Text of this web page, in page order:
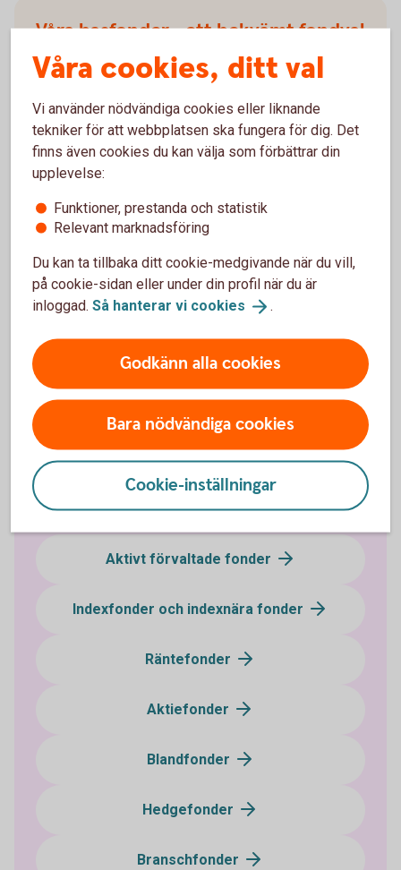
Våra basfonder - ett bekvämt fondval
Har du svårt att välja fond? Med våra fonder
Swedbank Robur Bas blir det lättare att välja. Det
enda du behöver fundera över är hur länge du ska
spara och om du vill ta mer eller mindre risk. Sedan
sköter vi förvaltningen åt dig och anpassar fonderna
efter vad som händer på marknaden.
Basfonder - Swedbank RoburBas
Mer information
Fondtyper - lär dig mer om olika typer av
Fonder - börjafondspara
Fondtyper
Aktivt förvaltade fonder
Indexfonder och indexnära fonder
Räntefonder
Aktiefonder
Blandfonder
Hedgefonder
Branschfonder
Våra cookies, ditt val
Vi använder nödvändiga cookies eller liknande
tekniker för att webbplatsen ska fungera för dig. Det
finns även cookies du kan välja som förbättrar din
upplevelse:
Funktioner, prestanda och statistik
Relevant marknadsföring
Du kan ta tillbaka ditt cookie-medgivande när du vill,
på cookie-sidan eller under din profil när du är
inloggad. Så hanterar vi cookies .
Godkänn alla cookies
Bara nödvändiga cookies
Cookie-inställningar